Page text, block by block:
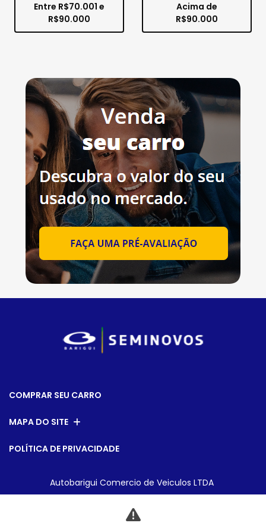
Entre R$70.001 e
R$90.000
Acima de
R$90.000
COMPRAR SEU CARRO
MAPA DO SITE
POLÍTICA DE PRIVACIDADE
Autobarigui Comercio de Veiculos LTDA